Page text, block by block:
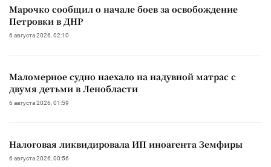
Марочко сообщил о начале боев за освобождение
Петровки в ДНР
6 августа 2026, 02:10
Маломерное судно наехало на надувной матрас с
двумя детьми в Ленобласти
6 августа 2026, 01:59
Налоговая ликвидировала ИП иноагента Земфиры
6 августа 2026, 00:56